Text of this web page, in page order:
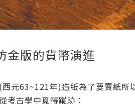
金版的貨幣演進
元63~121年)造紙為了要賣紙所
考古學中覓得蹤跡：